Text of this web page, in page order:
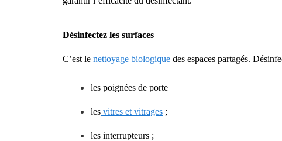
Désinfectez les surfaces
C’est le nettoyage biologique des espaces partagés.
les poignées de porte
les vitres et vitrages ;
les interrupteurs ;